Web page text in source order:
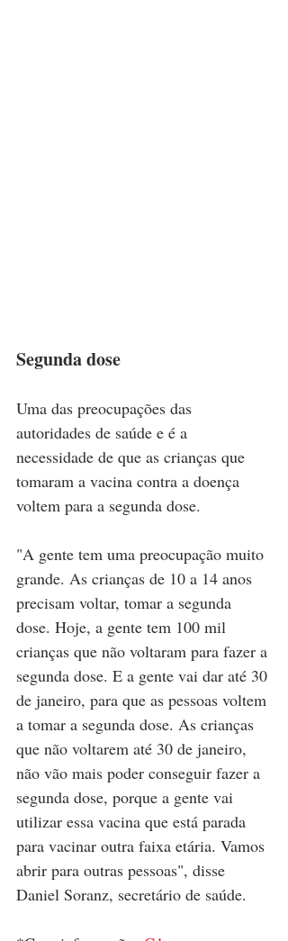
Segunda dose
Uma das preocupações das
autoridades de saúde e é a
necessidade de que as crianças que
tomaram a vacina contra a doença
voltem para a segunda dose.
"A gente tem uma preocupação muito
grande. As crianças de 10 a 14 anos
precisam voltar, tomar a segunda
dose. Hoje, a gente tem 100 mil
crianças que não voltaram para fazer a
segunda dose. E a gente vai dar até 30
de janeiro, para que as pessoas voltem
a tomar a segunda dose. As crianças
que não voltarem até 30 de janeiro,
não vão mais poder conseguir fazer a
segunda dose, porque a gente vai
utilizar essa vacina que está parada
para vacinar outra faixa etária. Vamos
abrir para outras pessoas", disse
Daniel Soranz, secretário de saúde.